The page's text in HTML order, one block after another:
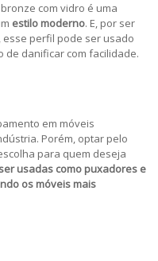
com vidro é uma
estilo moderno. E, por ser
perfil pode ser usado
de danificar com facilidade.
em móveis
Porém, optar pelo
para quem deseja
usadas como puxadores e
os móveis mais